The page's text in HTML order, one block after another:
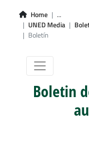
Home
...
UNED Media
Boletín
Boletin